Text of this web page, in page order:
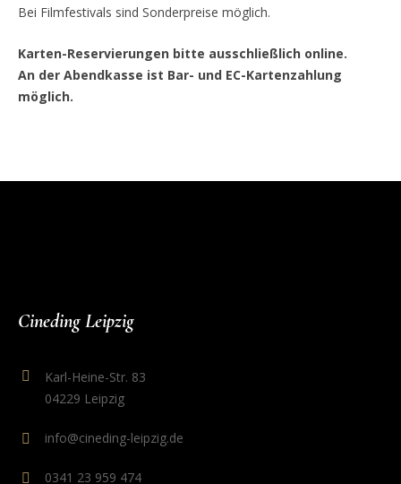
Bei Filmfestivals sind Sonderpreise möglich.
Karten-Reservierungen bitte ausschließlich online.
An der Abendkasse ist Bar- und EC-Kartenzahlung
möglich.
Cineding Leipzig
Karl-Heine-Str. 83
04229 Leipzig
info@cineding-leipzig.de
0341 23 959 474